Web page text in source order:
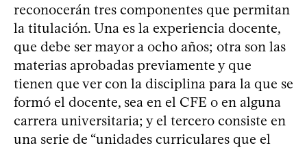
reconocerán tres componentes que permitan
la titulación. Una es la experiencia docente,
que debe ser mayor a ocho años; otra son las
materias aprobadas previamente y que
tienen que ver con la disciplina para la que se
formó el docente, sea en el CFE o en alguna
carrera universitaria; y el tercero consiste en
una serie de “unidades curriculares que el